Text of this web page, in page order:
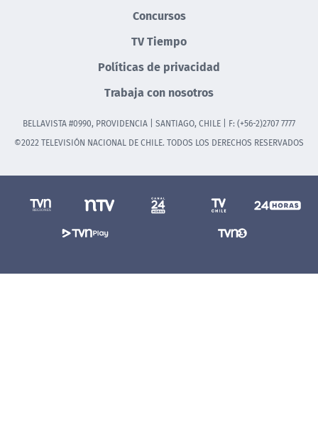
Concursos
TV Tiempo
Políticas de privacidad
Trabaja con nosotros
BELLAVISTA #0990, PROVIDENCIA | SANTIAGO, CHILE | F: (+56-2)2707 7777
©2022 TELEVISIÓN NACIONAL DE CHILE. TODOS LOS DERECHOS RESERVADOS